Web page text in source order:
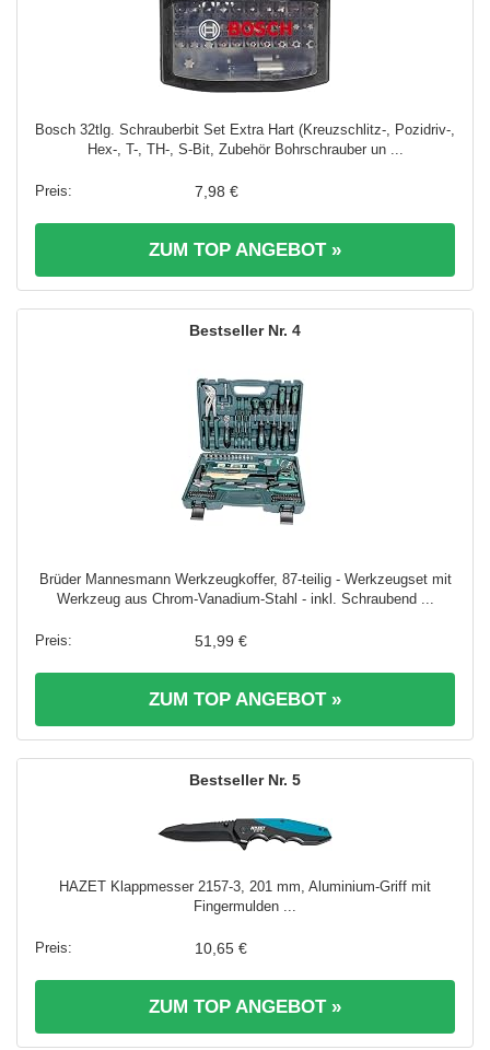
Bosch 32tlg. Schrauberbit Set Extra Hart (Kreuzschlitz-, Pozidriv-,
Hex-, T-, TH-, S-Bit, Zubehör Bohrschrauber un ...
7,98 €
ZUM TOP ANGEBOT »
4
Brüder Mannesmann Werkzeugkoffer, 87-teilig - Werkzeugset mit
Werkzeug aus Chrom-Vanadium-Stahl - inkl. Schraubend ...
51,99 €
ZUM TOP ANGEBOT »
5
HAZET Klappmesser 2157-3, 201 mm, Aluminium-Griff mit
Fingermulden ...
10,65 €
ZUM TOP ANGEBOT »